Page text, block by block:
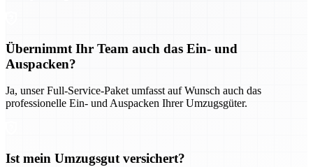
Übernimmt Ihr Team auch das Ein- und
Auspacken?
Ja, unser Full-Service-Paket umfasst auf Wunsch auch das
professionelle Ein- und Auspacken Ihrer Umzugsgüter.
Ist mein Umzugsgut versichert?